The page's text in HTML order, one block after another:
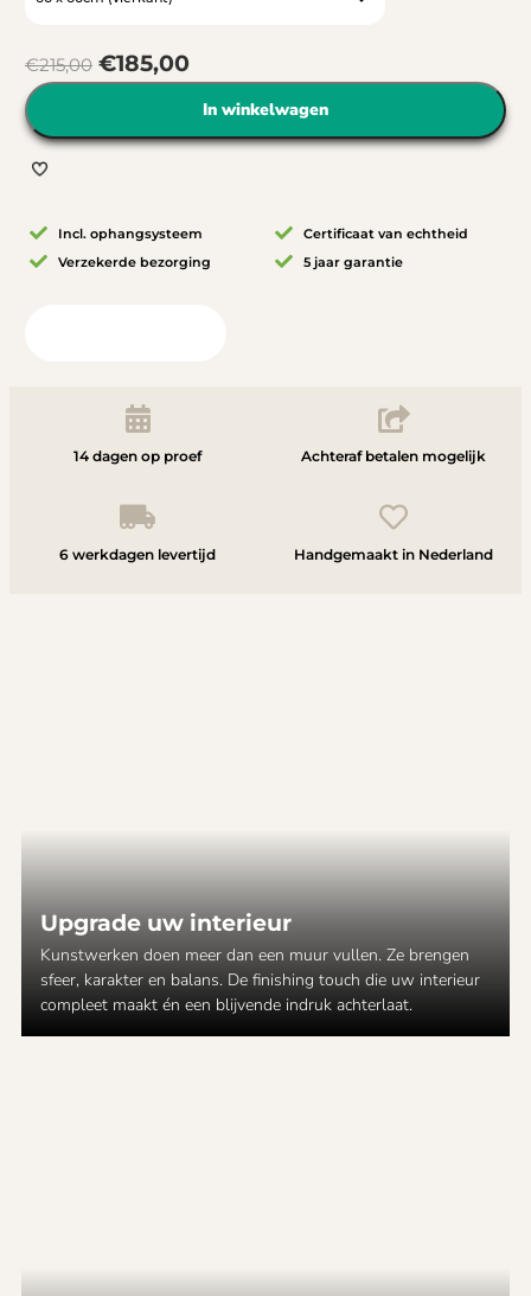
€215,00 €185,00
In winkelwagen
Incl. ophangsysteem
Verzekerde bezorging
Certificaat van echtheid
5 jaar garantie
14 dagen op proef Achteraf betalen mogelijk
6 werkdagen levertijd Handgemaakt in Nederland
Upgrade uw interieur
Kunstwerken doen meer dan een muur vullen. Ze brengen
sfeer, karakter en balans. De finishing touch die uw interieur
compleet maakt én een blijvende indruk achterlaat.